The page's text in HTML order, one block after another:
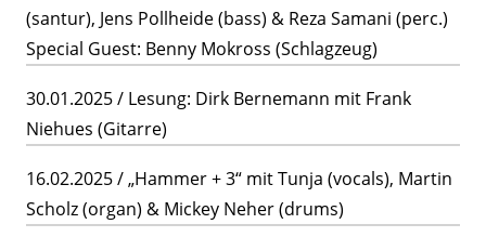
(santur), Jens Pollheide (bass) & Reza Samani (perc.)
Special Guest: Benny Mokross (Schlagzeug)
30.01.2025 / Lesung: Dirk Bernemann mit Frank
Niehues (Gitarre)
16.02.2025 / „Hammer + 3“ mit Tunja (vocals), Martin
Scholz (organ) & Mickey Neher (drums)